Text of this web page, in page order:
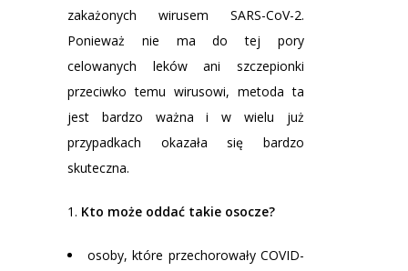
zakażonych wirusem SARS-CoV-2.
Ponieważ nie ma do tej pory
celowanych leków ani szczepionki
przeciwko temu wirusowi, metoda ta
jest bardzo ważna i w wielu już
przypadkach okazała się bardzo
skuteczna.
Kto może oddać takie osocze?
osoby, które przechorowały COVID-